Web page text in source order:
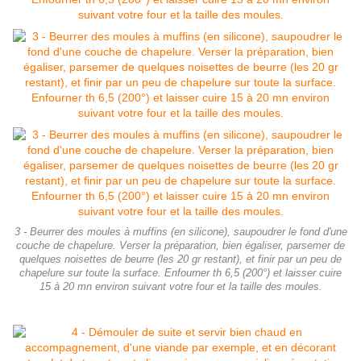
3 - Beurrer des moules à muffins (en silicone), saupoudrer le fond d'une
couche de chapelure. Verser la préparation, bien égaliser, parsemer de
quelques noisettes de beurre (les 20 gr restant), et finir par un peu de
chapelure sur toute la surface. Enfourner th 6,5 (200°) et laisser cuire
15 à 20 mn environ suivant votre four et la taille des moules.